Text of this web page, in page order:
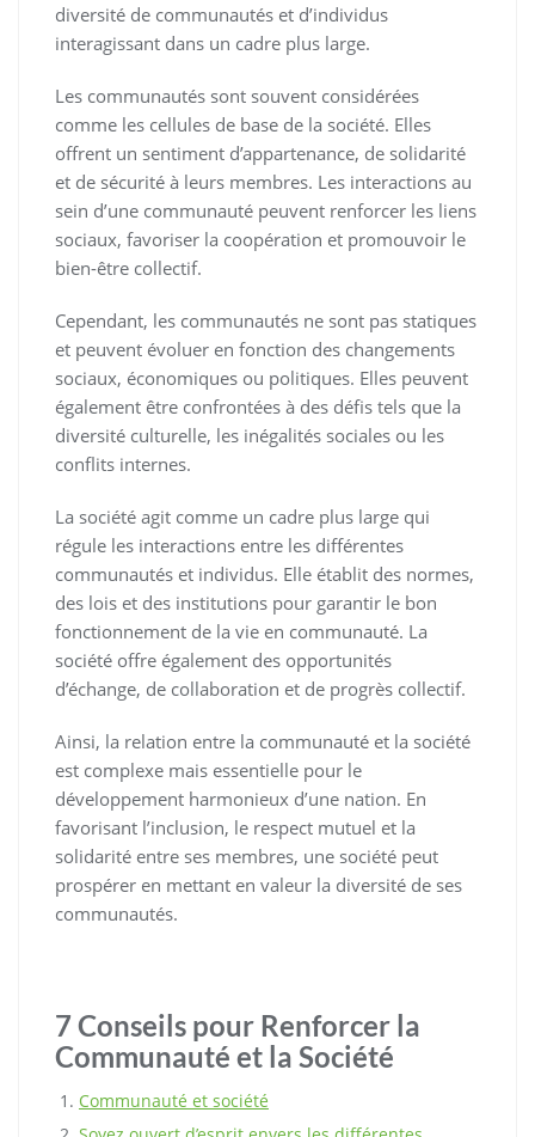
diversité de communautés et d’individus
interagissant dans un cadre plus large.
Les communautés sont souvent considérées
comme les cellules de base de la société. Elles
offrent un sentiment d’appartenance, de solidarité
et de sécurité à leurs membres. Les interactions au
sein d’une communauté peuvent renforcer les liens
sociaux, favoriser la coopération et promouvoir le
bien-être collectif.
Cependant, les communautés ne sont pas statiques
et peuvent évoluer en fonction des changements
sociaux, économiques ou politiques. Elles peuvent
également être confrontées à des défis tels que la
diversité culturelle, les inégalités sociales ou les
conflits internes.
La société agit comme un cadre plus large qui
régule les interactions entre les différentes
communautés et individus. Elle établit des normes,
des lois et des institutions pour garantir le bon
fonctionnement de la vie en communauté. La
société offre également des opportunités
d’échange, de collaboration et de progrès collectif.
Ainsi, la relation entre la communauté et la société
est complexe mais essentielle pour le
développement harmonieux d’une nation. En
favorisant l’inclusion, le respect mutuel et la
solidarité entre ses membres, une société peut
prospérer en mettant en valeur la diversité de ses
communautés.
7 Conseils pour Renforcer la
Communauté et la Société
Communauté et société